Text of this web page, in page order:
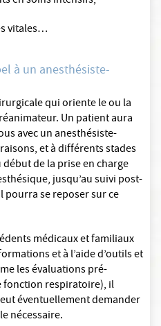
vitales…
à un anesthésiste-
qui oriente le ou la
Un patient aura
avec un anesthésiste-
et à différents stades
de la prise en charge
jusqu’au suivi post-
se reposer sur ce
médicaux et familiaux
et à l’aide d’outils et
les évaluations pré-
fonction respiratoire), il
éventuellement demander
nécessaire.